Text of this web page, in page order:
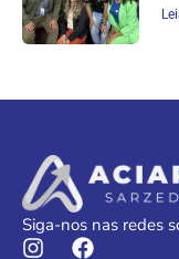
Siga-nos nas redes